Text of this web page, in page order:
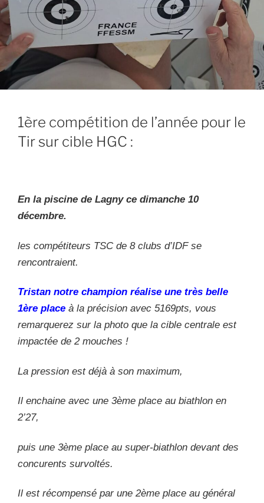
1ère compétition de l’année pour le
Tir sur cible HGC :
En la piscine de Lagny ce dimanche 10
décembre.
les compétiteurs TSC de 8 clubs d’IDF se
rencontraient.
Tristan notre champion réalise une très belle
1ère place à la précision avec 5169pts, vous
remarquerez sur la photo que la cible centrale est
impactée de 2 mouches !
La pression est déjà à son maximum,
Il enchaine avec une 3ème place au biathlon en
2’27,
puis une 3ème place au super-biathlon devant des
concurents survoltés.
Il est récompensé par une 2ème place au général